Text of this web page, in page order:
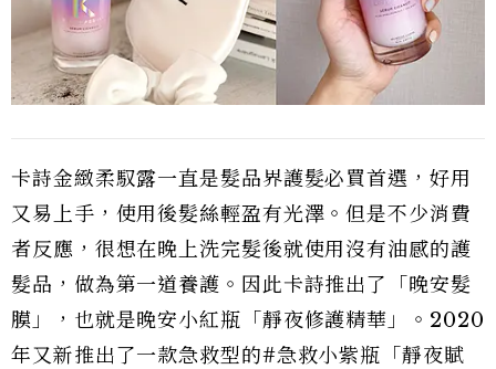
卡詩金緻柔馭露一直是髮品界護髮必買首選，好用
又易上手，使用後髮絲輕盈有光澤。但是不少消費
者反應，很想在晚上洗完髮後就使用沒有油感的護
髮品，做為第一道養護。因此卡詩推出了「晚安髮
膜」，也就是晚安小紅瓶「靜夜修護精華」。2020
年又新推出了一款急救型的#急救小紫瓶「靜夜賦